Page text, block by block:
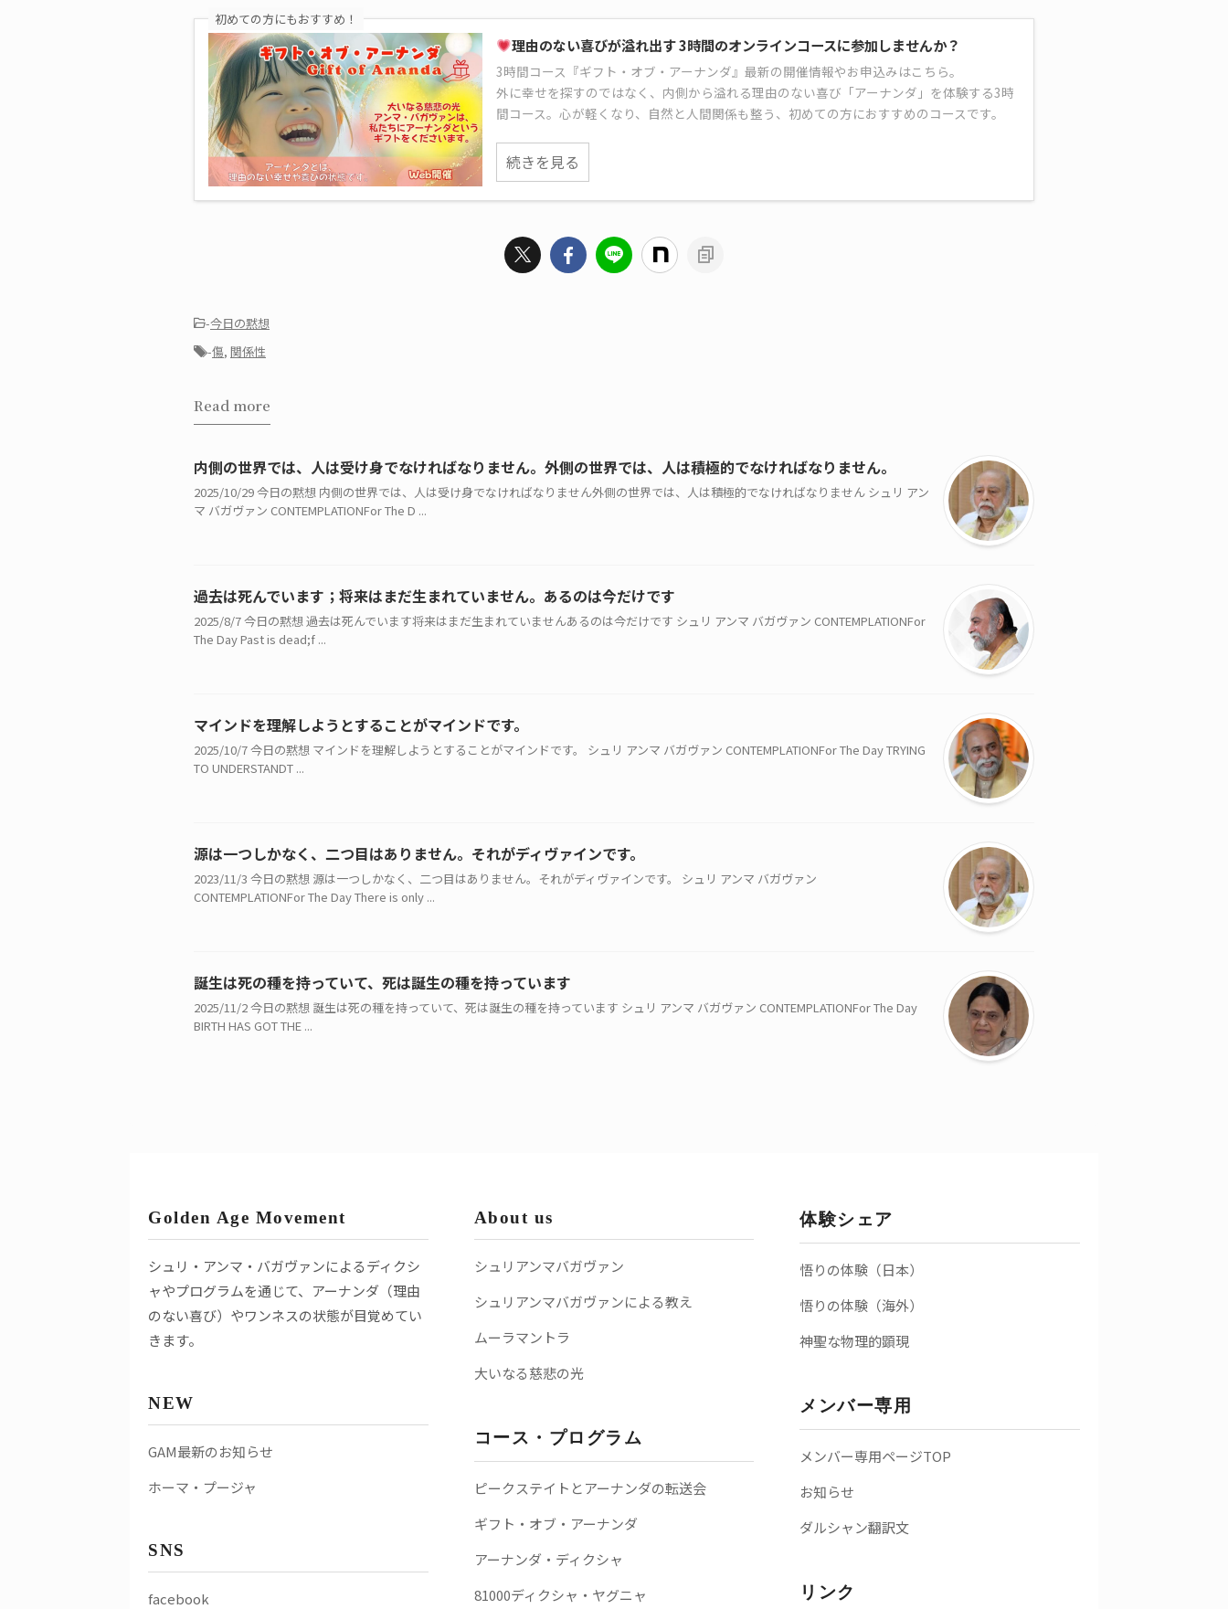
初めての方にもおすすめ！
理由のない喜びが溢れ出す 3時間のオンラインコースに参加しませんか？
3時間コース『ギフト・オブ・アーナンダ』最新の開催情報やお申込みはこちら。
外に幸せを探すのではなく、内側から溢れる理由のない喜び「アーナンダ」を体験する3時
間コース。心が軽くなり、自然と人間関係も整う、初めての方におすすめのコースです。
続きを見る
-今日の黙想
-傷, 関係性
Read more
内側の世界では、人は受け身でなければなりません。外側の世界では、人は積極的でなければなりません。
2025/10/29 今日の黙想 内側の世界では、人は受け身でなければなりません外側の世界では、人は積極的でなければなりません シュリ アン
マ バガヴァン CONTEMPLATIONFor The D ...
過去は死んでいます；将来はまだ生まれていません。あるのは今だけです
2025/8/7 今日の黙想 過去は死んでいます将来はまだ生まれていませんあるのは今だけです シュリ アンマ バガヴァン CONTEMPLATIONFor
The Day Past is dead;f ...
マインドを理解しようとすることがマインドです。
2025/10/7 今日の黙想 マインドを理解しようとすることがマインドです。 シュリ アンマ バガヴァン CONTEMPLATIONFor The Day TRYING
TO UNDERSTANDT ...
源は一つしかなく、二つ目はありません。それがディヴァインです。
2023/11/3 今日の黙想 源は一つしかなく、二つ目はありません。それがディヴァインです。 シュリ アンマ バガヴァン
CONTEMPLATIONFor The Day There is only ...
誕生は死の種を持っていて、死は誕生の種を持っています
2025/11/2 今日の黙想 誕生は死の種を持っていて、死は誕生の種を持っています シュリ アンマ バガヴァン CONTEMPLATIONFor The Day
BIRTH HAS GOT THE ...
Golden Age Movement
シュリ・アンマ・バガヴァンによるディクシ
ャやプログラムを通じて、アーナンダ（理由
のない喜び）やワンネスの状態が目覚めてい
きます。
NEW
GAM最新のお知らせ
ホーマ・プージャ
SNS
facebook
About us
シュリアンマバガヴァン
シュリアンマバガヴァンによる教え
ムーラマントラ
大いなる慈悲の光
コース・プログラム
ピークステイトとアーナンダの転送会
ギフト・オブ・アーナンダ
アーナンダ・ディクシャ
81000ディクシャ・ヤグニャ
体験シェア
悟りの体験（日本）
悟りの体験（海外）
神聖な物理的顕現
メンバー専用
メンバー専用ページTOP
お知らせ
ダルシャン翻訳文
リンク